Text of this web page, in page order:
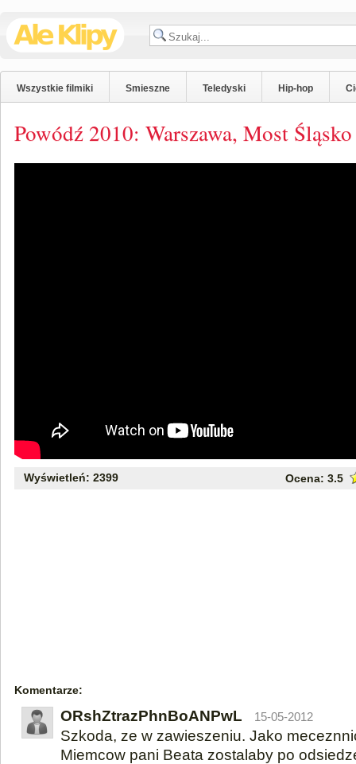
Wszystkie filmiki Smieszne Teledyski Hip-hop
Powódź 2010: Warszawa, Most
Wyświetleń: 2399 Ocena: 3.5
Komentarze:
ORshZtrazPhnBoANPwL 15-05-2012
Szkoda, ze w zawieszeniu. Jako
Miemcow pani Beata zostalaby po